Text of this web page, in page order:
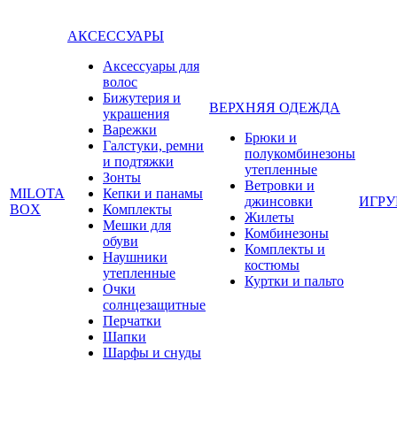
MILOTA
BOX
АКСЕССУАРЫ
Аксессуары для
волос
Бижутерия и
украшения
Варежки
Галстуки, ремни
и подтяжки
Зонты
Кепки и панамы
Комплекты
Мешки для
обуви
Наушники
утепленные
Очки
солнцезащитные
Перчатки
Шапки
Шарфы и снуды
ВЕРХНЯЯ ОДЕЖДА
Брюки и
полукомбинезоны
утепленные
Ветровки и
джинсовки
Жилеты
Комбинезоны
Комплекты и
костюмы
Куртки и пальто